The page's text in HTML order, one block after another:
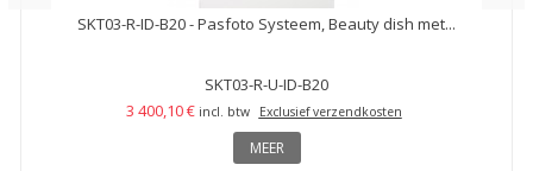
SKT03-R-ID-B20 - Pasfoto Systeem, Beauty dish met...
SKT03-R-U-ID-B20
3 400,10 € incl. btw Exclusief verzendkosten
MEER